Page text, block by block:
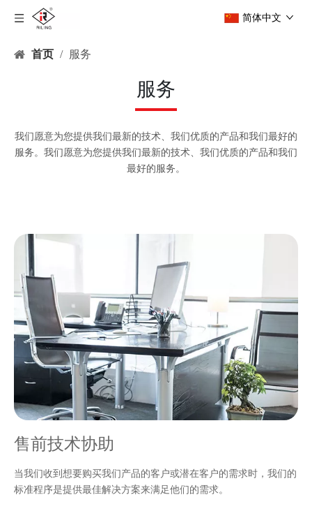
简体中文
首页 / 服务
服务
我们愿意为您提供我们最新的技术、我们优质的产品和我们最好的
服务。我们愿意为您提供我们最新的技术、我们优质的产品和我们
最好的服务。
售前技术协助
当我们收到想要购买我们产品的客户或潜在客户的需求时，我们的
标准程序是提供最佳解决方案来满足他们的需求。